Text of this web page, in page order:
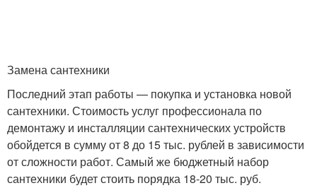
Замена сантехники
Последний этап работы — покупка и установка новой
сантехники. Стоимость услуг профессионала по
демонтажу и инсталляции сантехнических устройств
обойдется в сумму от 8 до 15 тыс. рублей в зависимости
от сложности работ. Самый же бюджетный набор
сантехники будет стоить порядка 18-20 тыс. руб.